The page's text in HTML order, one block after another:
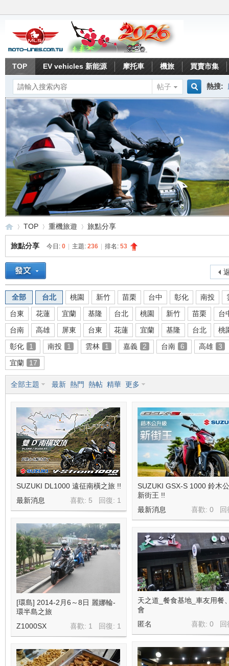
TOP EV vehicles 新能源 摩托車 機旅 買賣市集
帖子
搜
熱搜:
»
TOP 重機旅遊 旅點分享
旅點分享 今日: 0 主題: 236 排名: 53
全部 台北 桃園 新竹 苗栗 台中 彰化 南投
台東
花蓮 宜蘭 基隆 台北 桃園 新竹 苗栗
台
台南
高雄 屏東 台東 花蓮 宜蘭 基隆 台北
桃
彰化
1 南投 1 雲林 1 嘉義 2 台南 6 高雄
3
宜蘭
17
全部主題 最新 熱門 熱帖 精華 更多
SUZUKI DL1000 遠征南橫之旅 !!
喜歡: 5 回復: 1
最新消息
SUZUKI GSX-S 1000 鈴木
新街王 !!
喜歡: 0 回
最新消息
[環島] 2014-2月6～8日 麗娜輪-
環半島之旅
喜歡: 1 回復: 1
Z1000SX
天之道_餐食基地_車友用餐
會
喜歡: 0 回
匿名